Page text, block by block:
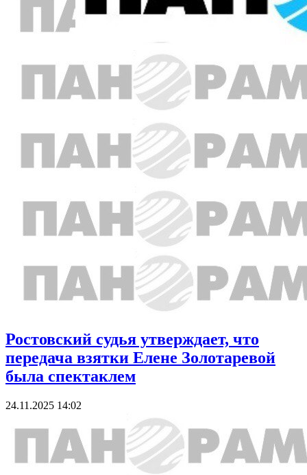
Ростовский судья утверждает, что
передача взятки Елене Золотаревой
была спектаклем
24.11.2025 14:02